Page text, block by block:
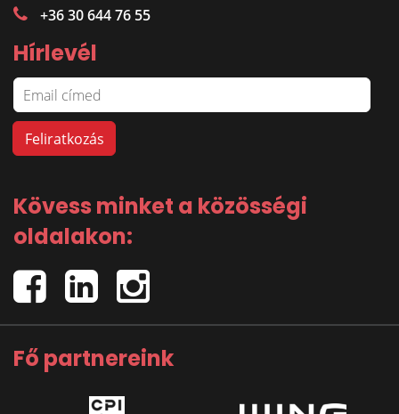
+36 30 644 76 55
Hírlevél
Kövess minket a közösségi
oldalakon:
Fő partnereink